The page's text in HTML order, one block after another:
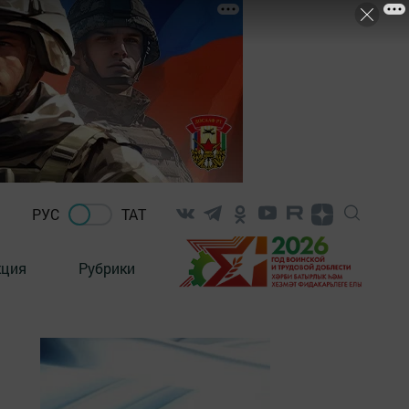
РУС ТАТ
Рубрики